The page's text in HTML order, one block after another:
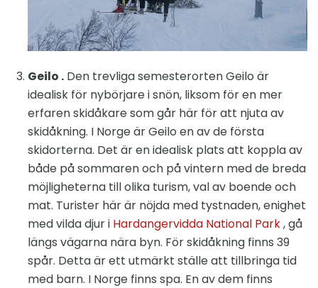
Geilo . Den trevliga semesterorten Geilo är
idealisk för nybörjare i snön, liksom för en mer
erfaren skidåkare som går här för att njuta av
skidåkning. I Norge är Geilo en av de första
skidorterna. Det är en idealisk plats att koppla av
både på sommaren och på vintern med de breda
möjligheterna till olika turism, val av boende och
mat. Turister här är nöjda med tystnaden, enighet
med vilda djur i Hardangervidda National Park, gå
längs vägarna nära byn. För skidåkning finns 39
spår. Detta är ett utmärkt ställe att tillbringa tid
med barn. I Norge finns spa. En av dem finns